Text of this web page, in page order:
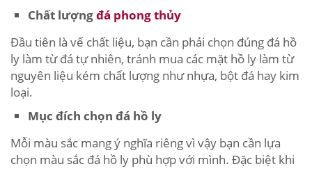
Chất lượngđá phong thủy
Đầu tiên là vế chất liệu, bạn cần phải chọn đúng đá hồ
ly làm từ đá tự nhiên, tránh mua các mặt hồ ly làm từ
nguyên liệu kém chất lượng như nhựa, bột đá hay kim
loại.
Mục đích chọn đá hồ ly
Mỗi màu sắc mang ý nghĩa riêng vì vậy bạn cần lựa
chọn màu sắc đá hồ ly phù hợp với mình. Đặc biệt khi